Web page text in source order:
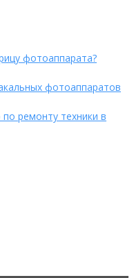
фотоаппарата?
фотоаппаратов
ремонту техники в